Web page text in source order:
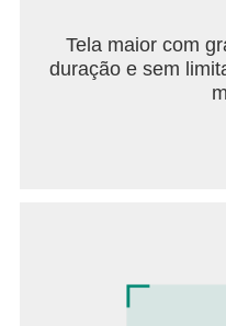
Tela maior com
duração e sem